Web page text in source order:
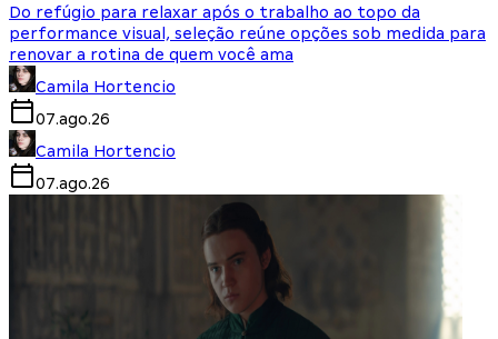
Do refúgio para relaxar após o trabalho ao topo da
performance visual, seleção reúne opções sob medida para
renovar a rotina de quem você ama
Camila Hortencio
07.ago.26
Camila Hortencio
07.ago.26